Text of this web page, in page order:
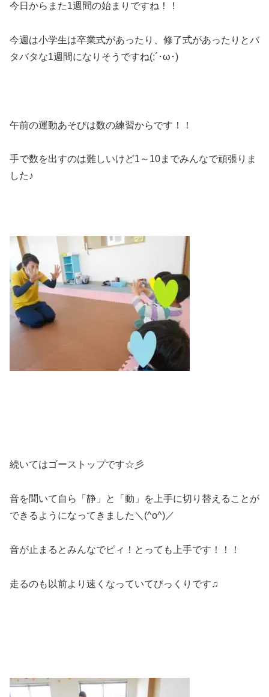
今日からまた1週間の始まりですね！！
今週は小学生は卒業式があったり、修了式があったりとバ
タバタな1週間になりそうですね(;´･ω･)
午前の運動あそびは数の練習からです！！
手で数を出すのは難しいけど1～10までみんなで頑張りま
した♪
続いてはゴーストップです☆彡
音を聞いて自ら「静」と「動」を上手に切り替えることが
できるようになってきました＼(^o^)／
音が止まるとみんなでピィ！とっても上手です！！！
走るのも以前より速くなっていてびっくりです♫